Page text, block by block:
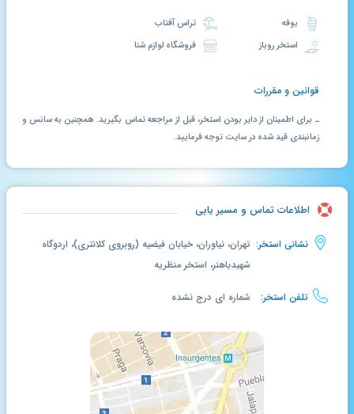
تراس آفتاب
فروشگاه لوازم شنا
قوانین و مقررات
ـ برای اطمینان از دایر بودن استخر، قبل از مراجعه تماس بگیرید. همچنین به سانس و
زمانبندی قید شده در سایت توجه فرمایید.
اطلاعات تماس و مسیر یابی
نشانی استخر: تهران، نیاوران، خیابان فیضیه (روبروی کلانتری)، اردوگاه
شهیدباهنر، استخر منظریه
تلفن استخر: شماره ای درج نشده